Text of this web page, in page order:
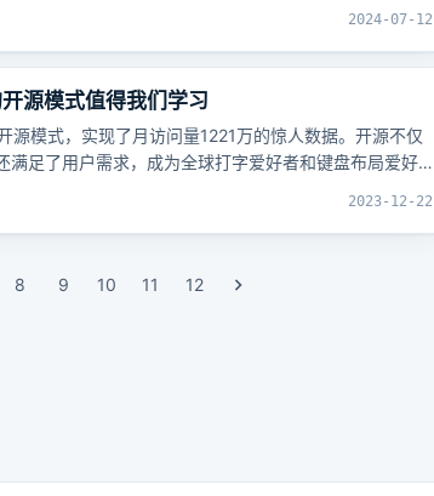
2024-07-12
源模式值得我们学习
模式，实现了月访问量1221万的惊人数据。开源不仅
足了用户需求，成为全球打字爱好者和键盘布局爱好
2023-12-22
8 9 10 11 12